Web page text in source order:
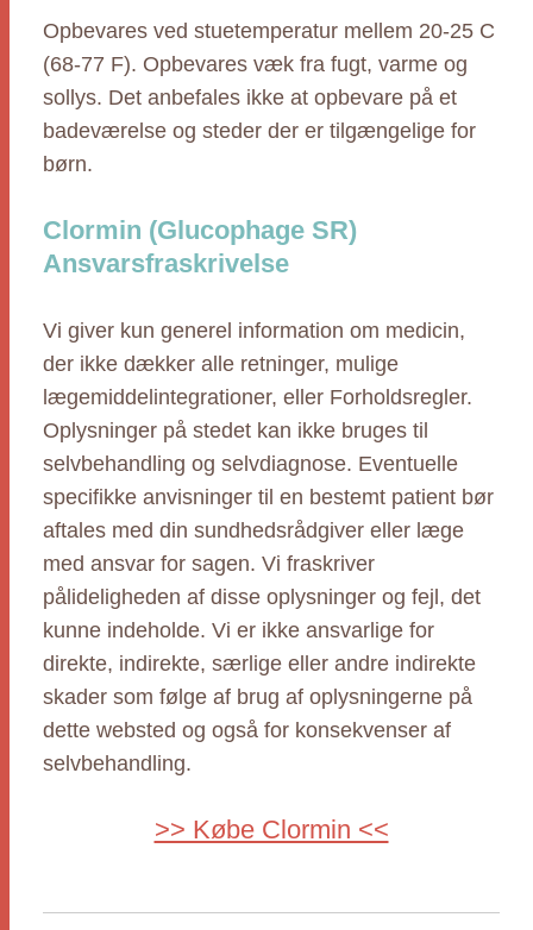
Opbevares ved stuetemperatur mellem 20-25 C
(68-77 F). Opbevares væk fra fugt, varme og
sollys. Det anbefales ikke at opbevare på et
badeværelse og steder der er tilgængelige for
børn.
Clormin (Glucophage SR)
Ansvarsfraskrivelse
Vi giver kun generel information om medicin,
der ikke dækker alle retninger, mulige
lægemiddelintegrationer, eller Forholdsregler.
Oplysninger på stedet kan ikke bruges til
selvbehandling og selvdiagnose. Eventuelle
specifikke anvisninger til en bestemt patient bør
aftales med din sundhedsrådgiver eller læge
med ansvar for sagen. Vi fraskriver
pålideligheden af disse oplysninger og fejl, det
kunne indeholde. Vi er ikke ansvarlige for
direkte, indirekte, særlige eller andre indirekte
skader som følge af brug af oplysningerne på
dette websted og også for konsekvenser af
selvbehandling.
>> Købe Clormin <<